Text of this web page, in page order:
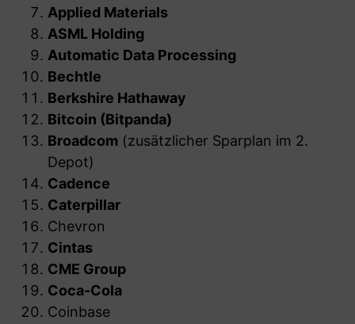
Applied Materials
ASML Holding
Automatic Data Processing
Bechtle
Berkshire Hathaway
Bitcoin (Bitpanda)
Broadcom (zusätzlicher Sparplan im 2.
Depot)
Cadence
Caterpillar
Chevron
Cintas
CME Group
Coca-Cola
Coinbase